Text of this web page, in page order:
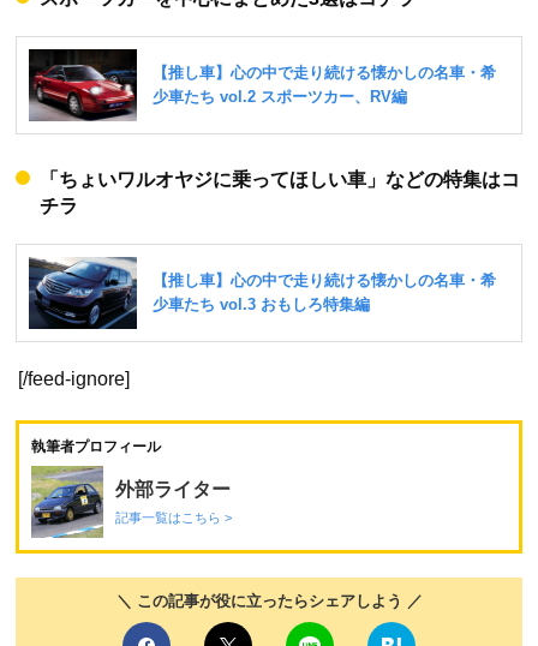
「ちょいワルオヤジに乗ってほしい車」などの特集はコ
チラ
[/feed-ignore]
執筆者プロフィール
外部ライター
記事一覧はこちら >
＼ この記事が役に立ったらシェアしよう ／